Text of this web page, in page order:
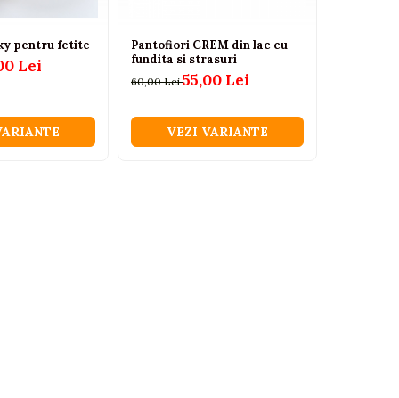
pentru fetite
Lei
Pantofiori CREM din lac cu
fundita si strasuri
60,00 Lei55,00 Lei
VEZI VARIANTE